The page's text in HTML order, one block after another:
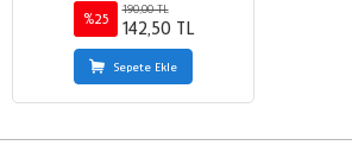
%25
190,00 TL
142,50 TL
Sepete Ekle